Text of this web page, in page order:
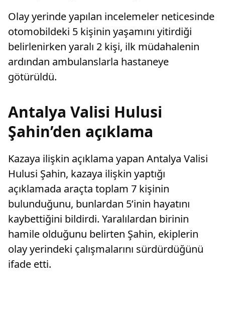
Olay yerinde yapılan incelemeler neticesinde
otomobildeki 5 kişinin yaşamını yitirdiği
belirlenirken yaralı 2 kişi, ilk müdahalenin
ardından ambulanslarla hastaneye
götürüldü.
Antalya Valisi Hulusi
Şahin’den açıklama
Kazaya ilişkin açıklama yapan Antalya Valisi
Hulusi Şahin, kazaya ilişkin yaptığı
açıklamada araçta toplam 7 kişinin
bulunduğunu, bunlardan 5’inin hayatını
kaybettiğini bildirdi. Yaralılardan birinin
hamile olduğunu belirten Şahin, ekiplerin
olay yerindeki çalışmalarını sürdürdüğünü
ifade etti.